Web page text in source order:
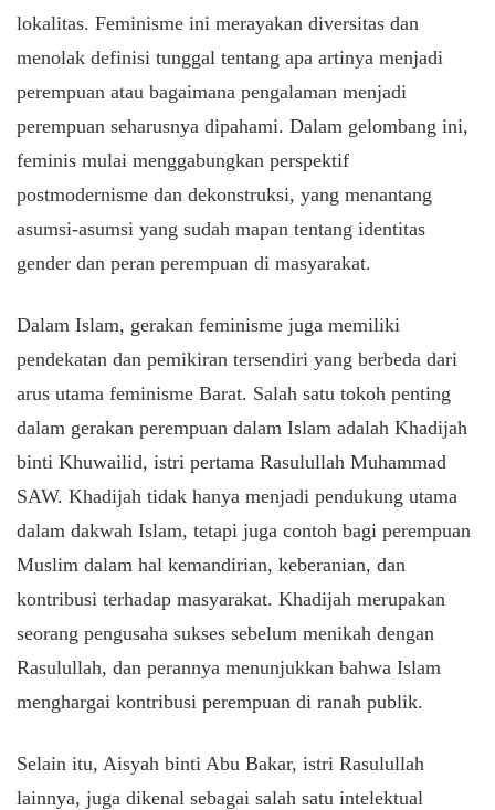
lokalitas. Feminisme ini merayakan diversitas dan
menolak definisi tunggal tentang apa artinya menjadi
perempuan atau bagaimana pengalaman menjadi
perempuan seharusnya dipahami. Dalam gelombang ini,
feminis mulai menggabungkan perspektif
postmodernisme dan dekonstruksi, yang menantang
asumsi-asumsi yang sudah mapan tentang identitas
gender dan peran perempuan di masyarakat.
Dalam Islam, gerakan feminisme juga memiliki
pendekatan dan pemikiran tersendiri yang berbeda dari
arus utama feminisme Barat. Salah satu tokoh penting
dalam gerakan perempuan dalam Islam adalah Khadijah
binti Khuwailid, istri pertama Rasulullah Muhammad
SAW. Khadijah tidak hanya menjadi pendukung utama
dalam dakwah Islam, tetapi juga contoh bagi perempuan
Muslim dalam hal kemandirian, keberanian, dan
kontribusi terhadap masyarakat. Khadijah merupakan
seorang pengusaha sukses sebelum menikah dengan
Rasulullah, dan perannya menunjukkan bahwa Islam
menghargai kontribusi perempuan di ranah publik.
Selain itu, Aisyah binti Abu Bakar, istri Rasulullah
lainnya, juga dikenal sebagai salah satu intelektual